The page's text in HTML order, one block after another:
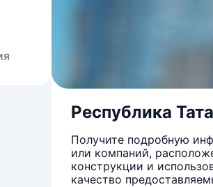
Республика
Получите подробную
или компаний,
конструкции и
качество